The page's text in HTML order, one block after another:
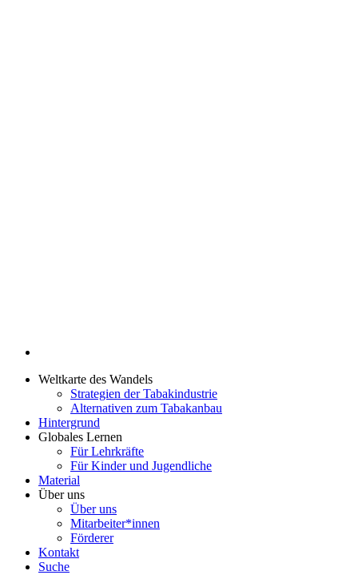
Weltkarte des Wandels
Strategien der Tabakindustrie
Alternativen zum Tabakanbau
Hintergrund
Globales Lernen
Für Lehrkräfte
Für Kinder und Jugendliche
Material
Über uns
Über uns
Mitarbeiter*innen
Förderer
Kontakt
Suche